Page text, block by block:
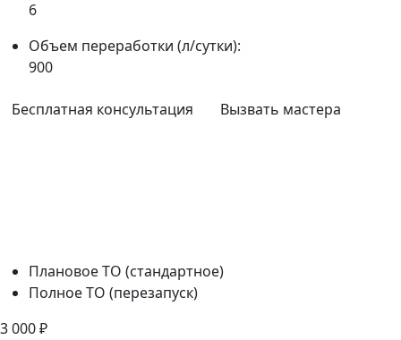
6
Объем переработки (л/сутки):
900
Бесплатная консультация Вызвать мастера
Плановое ТО (стандартное)
Полное ТО (перезапуск)
3 000₽